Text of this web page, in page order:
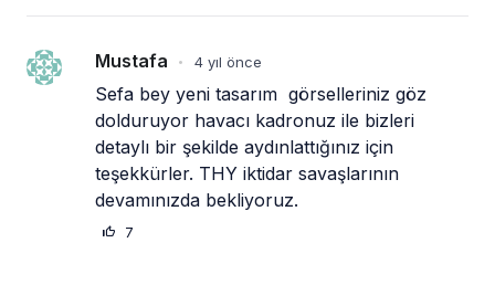
Mustafa • 4 yıl önce
Sefa bey yeni tasarım  görselleriniz göz
dolduruyor havacı kadronuz ile bizleri
detaylı bir şekilde aydınlattığınız için
teşekkürler. THY iktidar savaşlarının
devamınızda bekliyoruz.
7